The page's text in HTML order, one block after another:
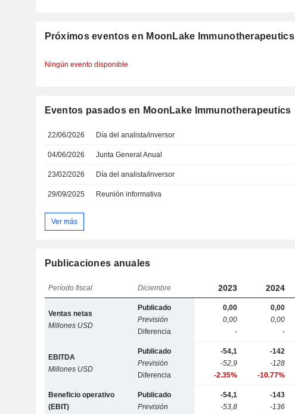
Próximos eventos en MoonLake Immunotherapeutics
Ningún evento disponible
Eventos pasados en MoonLake Immunotherapeutics
22/06/2026 Día del analista/inversor
04/06/2026 Junta General Anual
23/02/2026 Día del analista/inversor
29/09/2025 Reunión informativa
Ver más
Publicaciones anuales
Período fiscal Diciembre 2023 2024
Ventas netas
Millones USD
Publicado
Previsión
Diferencia
0,00
0,00
-
0,00
0,00
-
EBITDA
Millones USD
Publicado
Previsión
Diferencia
-54,1
-52,9
-2.35%
-142
-128
-10.77%
Beneficio operativo
(EBIT)
Publicado
Previsión
-54,1
-53,8
-143
-136